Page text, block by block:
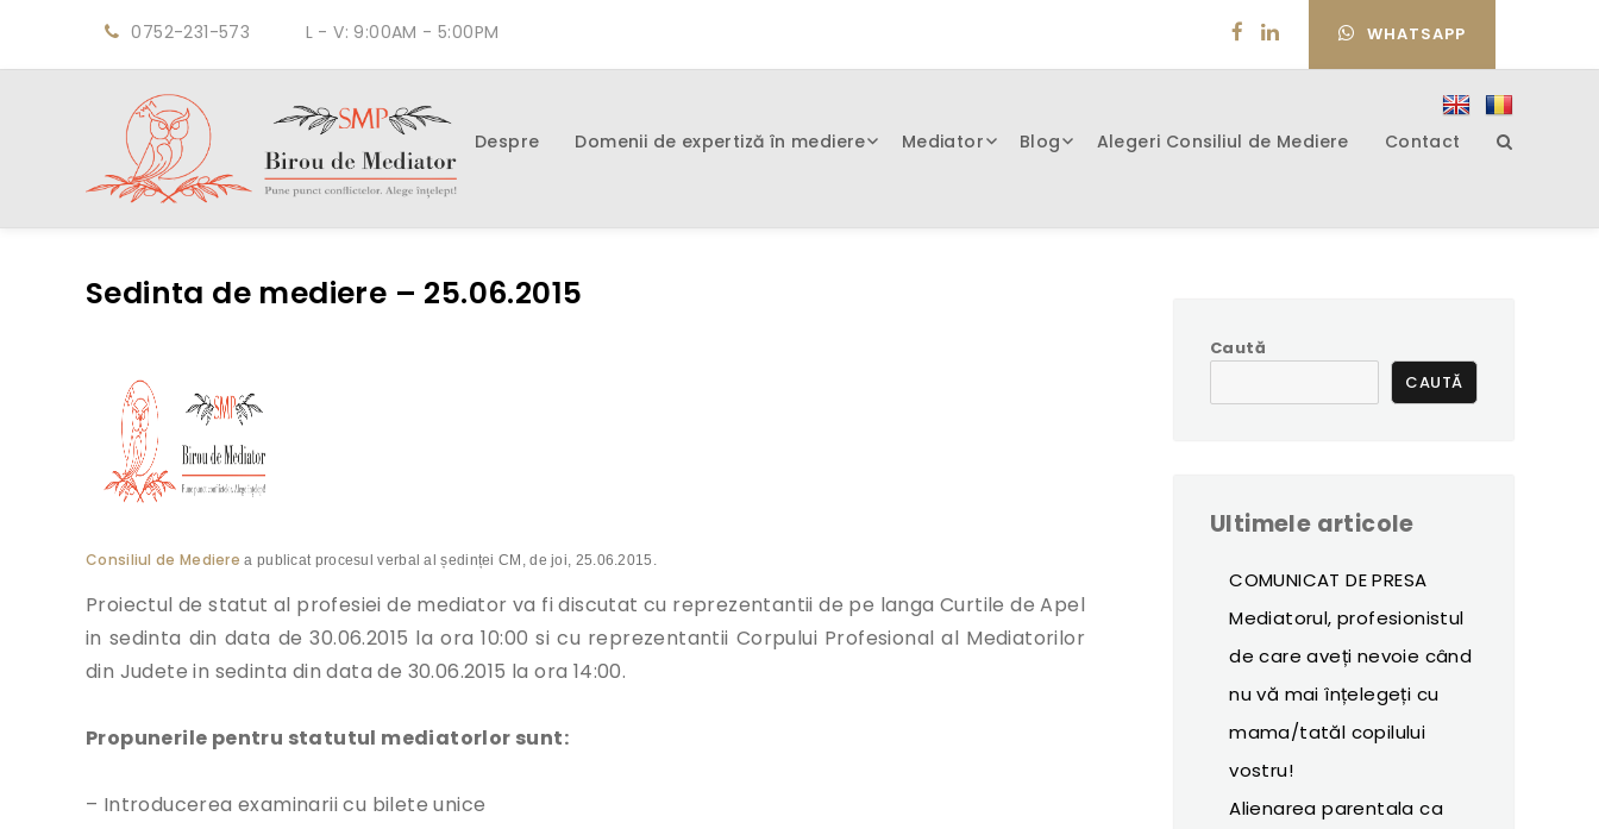
0752-231-573 L - V: 9:00AM - 5:00PM WHATSAPP
Despre Domenii de expertiză în mediere Mediator Blog Alegeri Consiliul de Mediere Contact
Sedinta de mediere – 25.06.2015
Consiliul de Medierea publicat procesul verbal al ședinței CM, de joi, 25.06.2015.
Proiectul de statut al profesiei de mediator va fi discutat cu reprezentantii de pe langa Curtile de Apel
in sedinta din data de 30.06.2015 la ora 10:00 si cu reprezentantii Corpului Profesional al Mediatorilor
din Judete in sedinta din data de 30.06.2015 la ora 14:00.
Propunerile pentru statutul mediatorlor sunt:
– Introducerea examinarii cu bilete unice
Caută
CAUTĂ
Ultimele articole
COMUNICAT DE PRESA
Mediatorul, profesionistul
de care aveți nevoie când
nu vă mai înțelegeți cu
mama/tatăl copilului
vostru!
Alienarea parentala ca